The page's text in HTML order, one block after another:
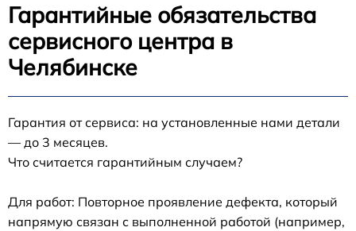
Гарантийные обязательства
сервисного центра в
Челябинске
Гарантия от сервиса: на установленные нами детали
— до 3 месяцев.
Что считается гарантийным случаем?
Для работ: Повторное проявление дефекта, который
напрямую связан с выполненной работой (например,